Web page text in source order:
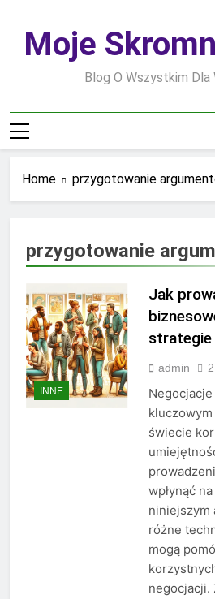
contentMoje
Blog O Wszystkim
Home przygotowanie
przygotowanie
INNE
Jak
strategie
admin
świecie
wpłynąć
niniejszym
różne
mogą
negocjacji.